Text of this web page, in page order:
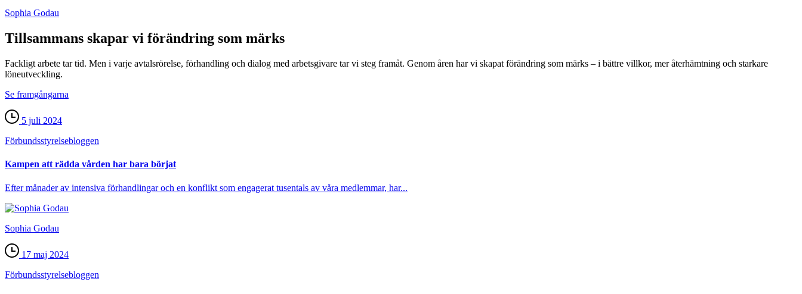
Sophia Godau
Tillsammans skapar vi förändring som märks
Fackligt arbete tar tid. Men i varje avtalsrörelse, förhandling och dialog med arbetsgivare tar vi steg framåt. Genom åren har vi skapat förändring som märks – i bättre villkor, mer återhämtning och starkare
löneutveckling.
Se framgångarna
5 juli 2024
Förbundsstyrelse­bloggen
Kampen att rädda vården har bara börjat
Efter månader av intensiva förhandlingar och en konflikt som engagerat tusentals av våra medlemmar, har...
Sophia Godau
17 maj 2024
Förbundsstyrelse­bloggen